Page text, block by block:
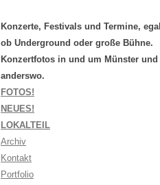
Konzerte, Festivals und Termine, egal
ob Underground oder große Bühne.
Konzertfotos in und um Münster und
anderswo.
FOTOS!
NEUES!
LOKALTEIL
Archiv
Kontakt
Portfolio